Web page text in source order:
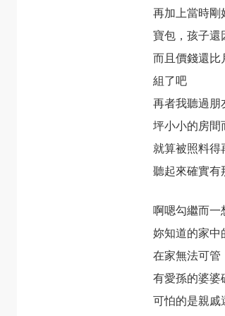
再加上當時剛
寶包，孩子還
而且價錢還比
組了吧
再者我聽過朋
坪小小的房間
就算被照料得
聽起來確實有
啊嗯勾繼而一
妳知道的家中
在家無法可管
有愛孫的婆婆
可怕的是親戚